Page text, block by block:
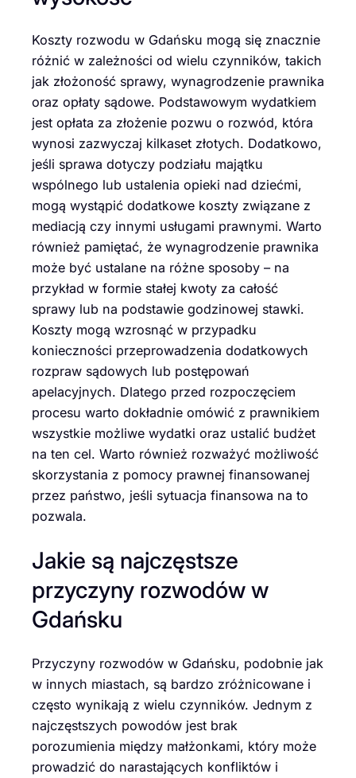
Koszty rozwodu w Gdańsku mogą się znacznie
różnić w zależności od wielu czynników, takich
jak złożoność sprawy, wynagrodzenie prawnika
oraz opłaty sądowe. Podstawowym wydatkiem
jest opłata za złożenie pozwu o rozwód, która
wynosi zazwyczaj kilkaset złotych. Dodatkowo,
jeśli sprawa dotyczy podziału majątku
wspólnego lub ustalenia opieki nad dziećmi,
mogą wystąpić dodatkowe koszty związane z
mediacją czy innymi usługami prawnymi. Warto
również pamiętać, że wynagrodzenie prawnika
może być ustalane na różne sposoby – na
przykład w formie stałej kwoty za całość
sprawy lub na podstawie godzinowej stawki.
Koszty mogą wzrosnąć w przypadku
konieczności przeprowadzenia dodatkowych
rozpraw sądowych lub postępowań
apelacyjnych. Dlatego przed rozpoczęciem
procesu warto dokładnie omówić z prawnikiem
wszystkie możliwe wydatki oraz ustalić budżet
na ten cel. Warto również rozważyć możliwość
skorzystania z pomocy prawnej finansowanej
przez państwo, jeśli sytuacja finansowa na to
pozwala.
Jakie są najczęstsze
przyczyny rozwodów w
Gdańsku
Przyczyny rozwodów w Gdańsku, podobnie jak
w innych miastach, są bardzo zróżnicowane i
często wynikają z wielu czynników. Jednym z
najczęstszych powodów jest brak
porozumienia między małżonkami, który może
prowadzić do narastających konfliktów i